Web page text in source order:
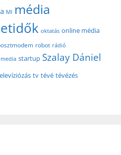
MI média
oktatás online média
robot rádió
startup Szalay Dániel
tv tévé tévézés